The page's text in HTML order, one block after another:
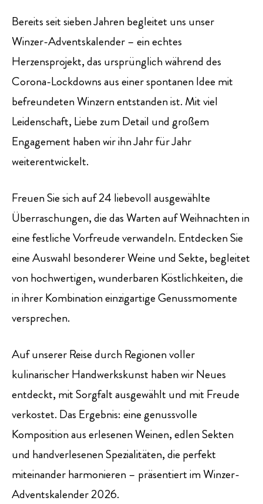
Bereits seit sieben Jahren begleitet uns unser
Winzer-Adventskalender – ein echtes
Herzensprojekt, das ursprünglich während des
Corona-Lockdowns aus einer spontanen Idee mit
befreundeten Winzern entstanden ist. Mit viel
Leidenschaft, Liebe zum Detail und großem
Engagement haben wir ihn Jahr für Jahr
weiterentwickelt.
Freuen Sie sich auf 24 liebevoll ausgewählte
Überraschungen, die das Warten auf Weihnachten in
eine festliche Vorfreude verwandeln. Entdecken Sie
eine Auswahl besonderer Weine und Sekte, begleitet
von hochwertigen, wunderbaren Köstlichkeiten, die
in ihrer Kombination einzigartige Genussmomente
versprechen.
Auf unserer Reise durch Regionen voller
kulinarischer Handwerkskunst haben wir Neues
entdeckt, mit Sorgfalt ausgewählt und mit Freude
verkostet. Das Ergebnis: eine genussvolle
Komposition aus erlesenen Weinen, edlen Sekten
und handverlesenen Spezialitäten, die perfekt
miteinander harmonieren – präsentiert im Winzer-
Adventskalender 2026.